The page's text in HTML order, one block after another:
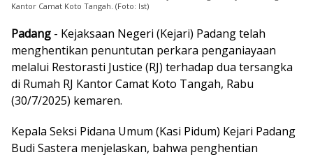
Kantor Camat Koto Tangah. (Foto: Ist)
Padang - Kejaksaan Negeri (Kejari) Padang telah
menghentikan penuntutan perkara penganiayaan
melalui Restorasti Justice (RJ) terhadap dua tersangka
di Rumah RJ Kantor Camat Koto Tangah, Rabu
(30/7/2025) kemaren.
Kepala Seksi Pidana Umum (Kasi Pidum) Kejari Padang
Budi Sastera menjelaskan, bahwa penghentian